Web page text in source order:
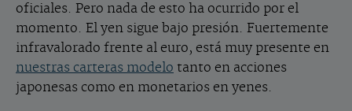
oficiales. Pero nada de esto ha ocurrido por el
momento. El yen sigue bajo presión. Fuertemente
infravalorado frente al euro, está muy presente en
nuestras carteras modelo tanto en acciones
japonesas como en monetarios en yenes.